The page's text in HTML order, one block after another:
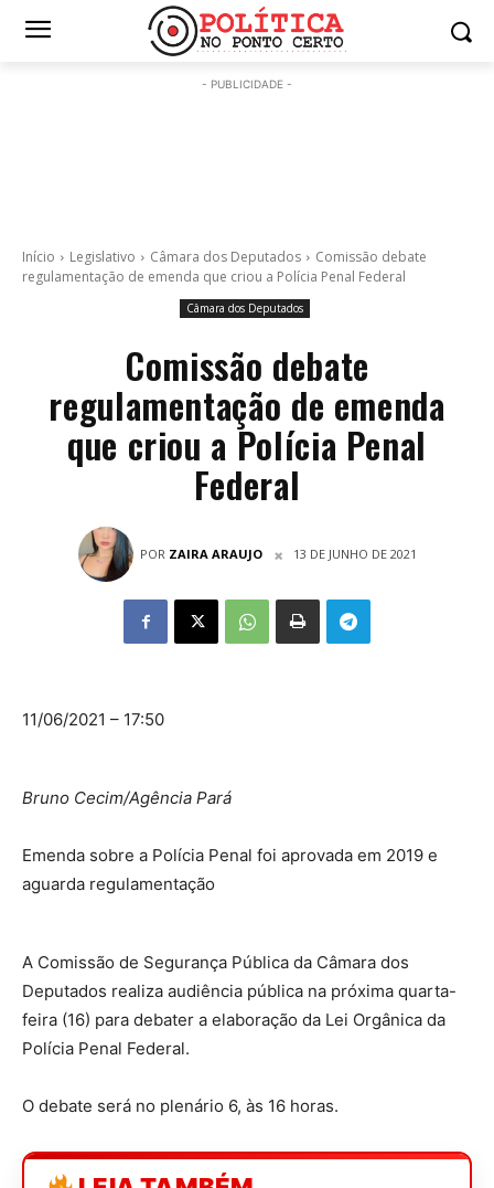
- PUBLICIDADE -
Início Legislativo Câmara dos Deputados
Comissão debate
regulamentação de emenda que criou a Polícia Penal Federal
Câmara dos Deputados
Comissão debate
regulamentação de emenda
que criou a Polícia Penal
Federal
POR ZAIRA ARAUJO 13 DE JUNHO DE 2021
11/06/2021 – 17:50
Bruno Cecim/Agência Pará
Emenda sobre a Polícia Penal foi aprovada em 2019 e
aguarda regulamentação
A Comissão de Segurança Pública da Câmara dos
Deputados realiza audiência pública na próxima quarta-
feira (16) para debater a elaboração da Lei Orgânica da
Polícia Penal Federal.
O debate será no plenário 6, às 16 horas.